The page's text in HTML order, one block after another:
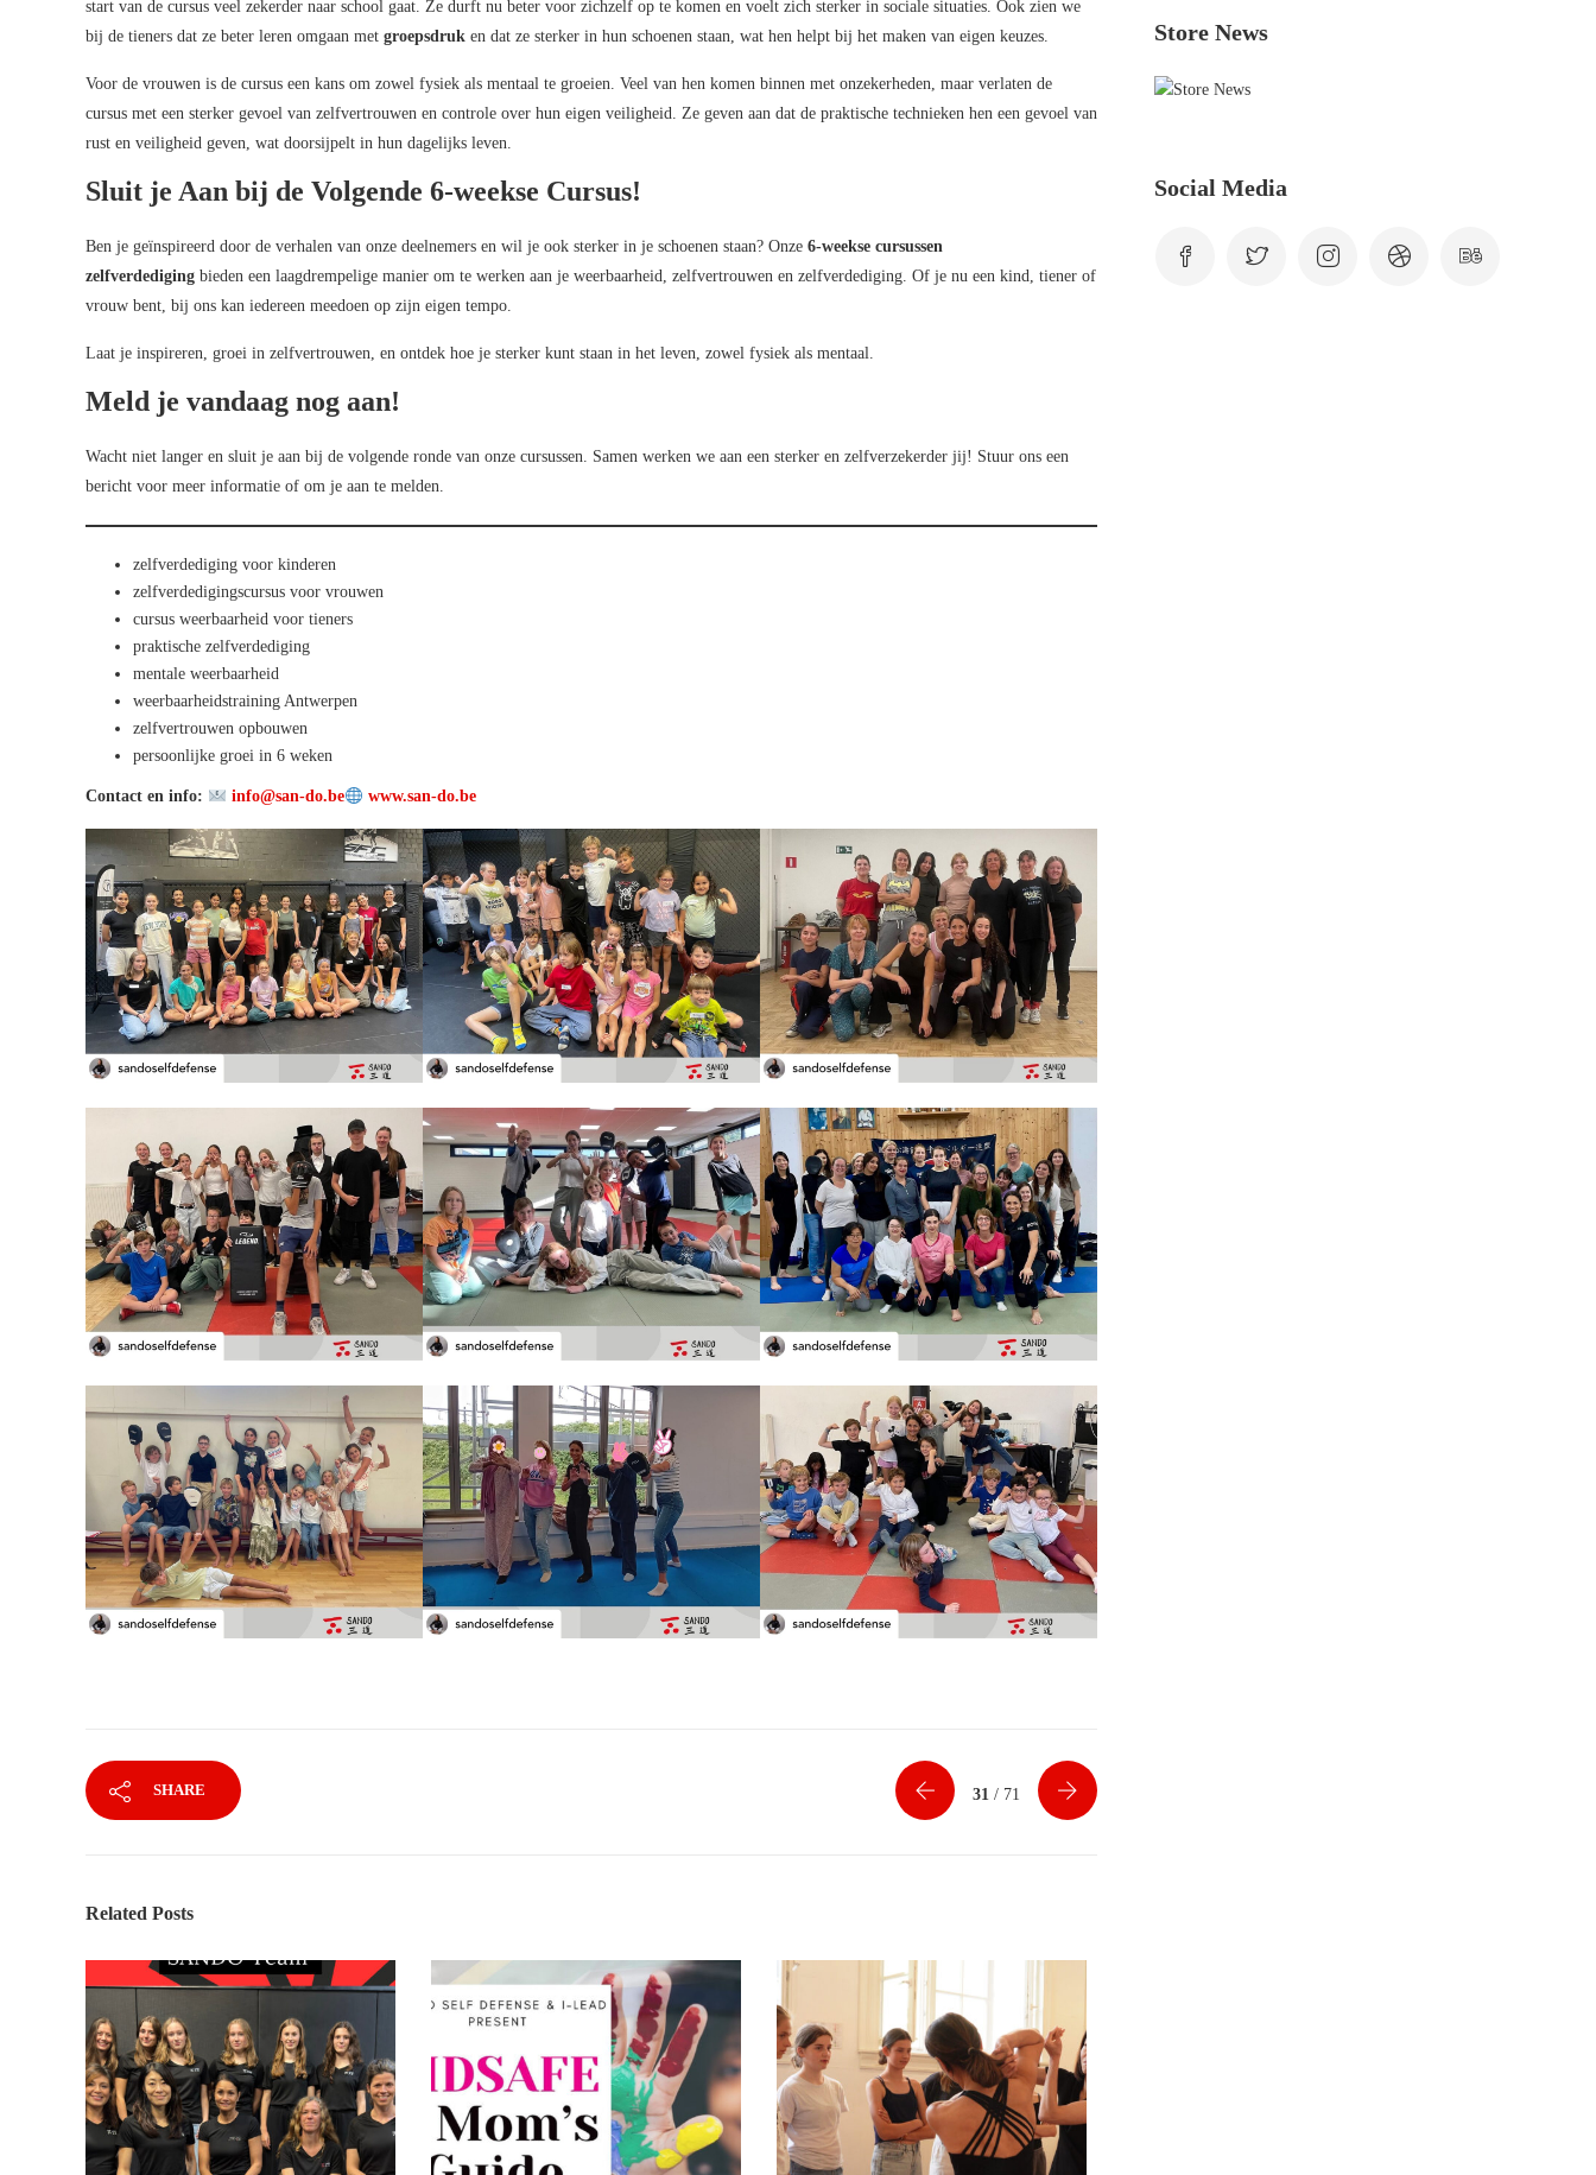
start van de cursus veel zekerder naar school gaat. Ze durft nu beter voor zichzelf op te komen en voelt zich sterker in sociale situaties. Ook zien we
bij de tieners dat ze beter leren omgaan met groepsdruk en dat ze sterker in hun schoenen staan, wat hen helpt bij het maken van eigen keuzes.
Voor de vrouwen is de cursus een kans om zowel fysiek als mentaal te groeien. Veel van hen komen binnen met onzekerheden, maar verlaten de
cursus met een sterker gevoel van zelfvertrouwen en controle over hun eigen veiligheid. Ze geven aan dat de praktische technieken hen een gevoel van
rust en veiligheid geven, wat doorsijpelt in hun dagelijks leven.
Sluit je Aan bij de Volgende 6-weekse Cursus!
Ben je geïnspireerd door de verhalen van onze deelnemers en wil je ook sterker in je schoenen staan? Onze 6-weekse cursussen
zelfverdediging bieden een laagdrempelige manier om te werken aan je weerbaarheid, zelfvertrouwen en zelfverdediging. Of je nu een kind, tiener of
vrouw bent, bij ons kan iedereen meedoen op zijn eigen tempo.
Laat je inspireren, groei in zelfvertrouwen, en ontdek hoe je sterker kunt staan in het leven, zowel fysiek als mentaal.
Meld je vandaag nog aan!
Wacht niet langer en sluit je aan bij de volgende ronde van onze cursussen. Samen werken we aan een sterker en zelfverzekerder jij! Stuur ons een
bericht voor meer informatie of om je aan te melden.
zelfverdediging voor kinderen
zelfverdedigingscursus voor vrouwen
cursus weerbaarheid voor tieners
praktische zelfverdediging
mentale weerbaarheid
weerbaarheidstraining Antwerpen
zelfvertrouwen opbouwen
persoonlijke groei in 6 weken
Contact en info: info@san-do.be www.san-do.be
SHARE 31 / 71
Related Posts
Store News
Social Media